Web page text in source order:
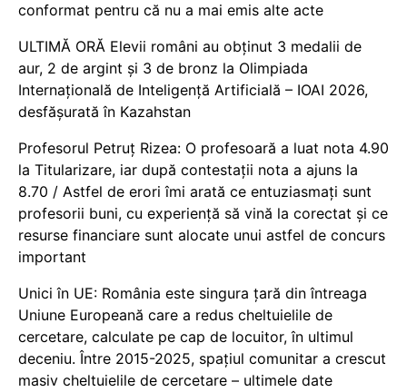
conformat pentru că nu a mai emis alte acte
ULTIMĂ ORĂ Elevii români au obținut 3 medalii de
aur, 2 de argint și 3 de bronz la Olimpiada
Internațională de Inteligență Artificială – IOAI 2026,
desfășurată în Kazahstan
Profesorul Petruț Rizea: O profesoară a luat nota 4.90
la Titularizare, iar după contestații nota a ajuns la
8.70 / Astfel de erori îmi arată ce entuziasmați sunt
profesorii buni, cu experiență să vină la corectat și ce
resurse financiare sunt alocate unui astfel de concurs
important
Unici în UE: România este singura țară din întreaga
Uniune Europeană care a redus cheltuielile de
cercetare, calculate pe cap de locuitor, în ultimul
deceniu. Între 2015-2025, spațiul comunitar a crescut
masiv cheltuielile de cercetare – ultimele date